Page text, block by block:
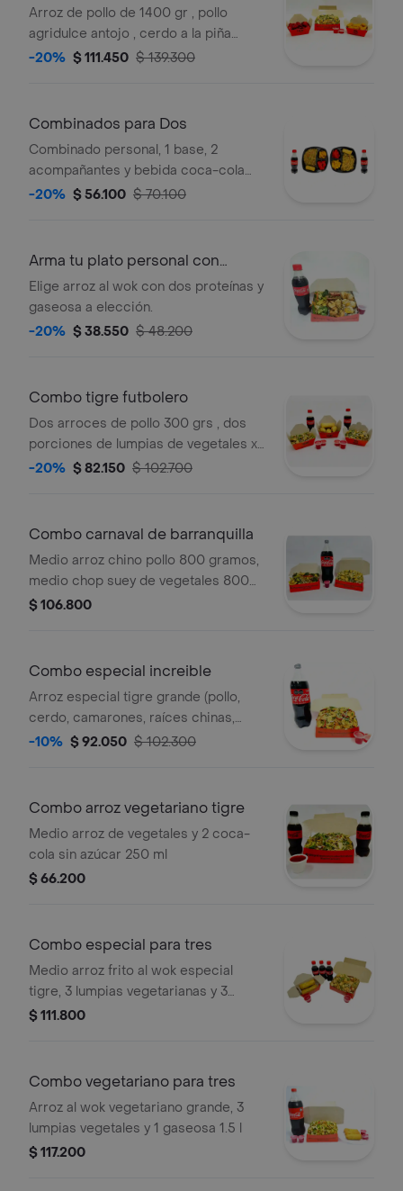
Arroz de pollo de 1400 gr , pollo
agridulce antojo , cerdo a la piña
antojo
-20% $ 111.450 $ 139.300
Combinados para Dos
Combinado personal, 1 base, 2
acompañantes y bebida coca-cola
250 ml a eleccioncombinado
-20% $ 56.100 $ 70.100
Arma tu plato personal con
gaseosa
Elige arroz al wok con dos proteínas y
gaseosa a elección.
-20% $ 38.550 $ 48.200
Combo tigre futbolero
Dos arroces de pollo 300 grs , dos
porciones de lumpias de vegetales x
2 unidades y dos coca cola 400 ml.
-20% $ 82.150 $ 102.700
Combo carnaval de barranquilla
Medio arroz chino pollo 800 gramos,
medio chop suey de vegetales 800
gramos y coca cola original 1.5 litros.
$ 106.800
Combo especial increible
Arroz especial tigre grande (pollo,
cerdo, camarones, raíces chinas,
cebollín) + coca-cola original 1.5 lts
-10% $ 92.050 $ 102.300
Combo arroz vegetariano tigre
Medio arroz de vegetales y 2 coca-
cola sin azúcar 250 ml
$ 66.200
Combo especial para tres
Medio arroz frito al wok especial
tigre, 3 lumpias vegetarianas y 3
coca-cola 250 ml a elección
$ 111.800
Combo vegetariano para tres
Arroz al wok vegetariano grande, 3
lumpias vegetales y 1 gaseosa 1.5 l
$ 117.200